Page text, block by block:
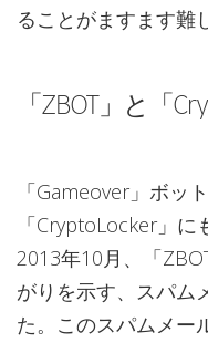
ることがますます難
「ZBOT」と「
「Gameover」ボッ
「CryptoLocker」に
2013年10月、「
がりを示す、スパム
た。このスパムメー